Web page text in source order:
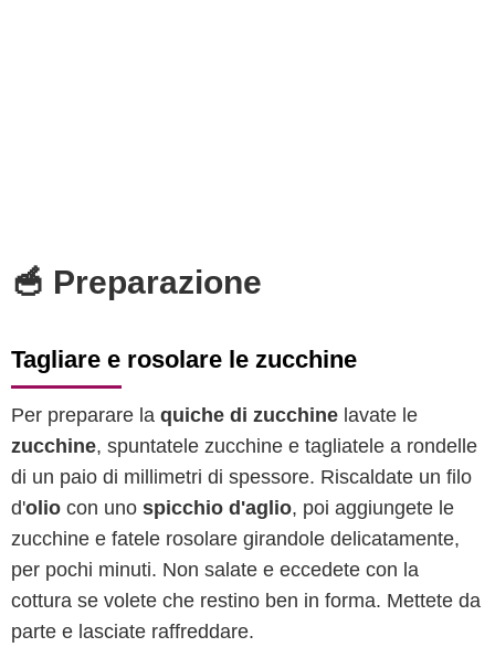
🥣 Preparazione
Tagliare e rosolare le zucchine
Per preparare la quiche di zucchine lavate le
zucchine, spuntatele zucchine e tagliatele a rondelle
di un paio di millimetri di spessore. Riscaldate un filo
d'olio con uno spicchio d'aglio, poi aggiungete le
zucchine e fatele rosolare girandole delicatamente,
per pochi minuti. Non salate e eccedete con la
cottura se volete che restino ben in forma. Mettete da
parte e lasciate raffreddare.